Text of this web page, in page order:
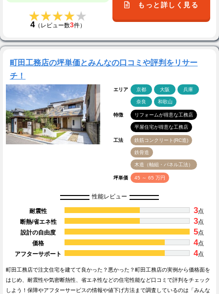
★★★★★
★★★★★
4（レビュー数3件）
もっと詳しく見る
町田工務店の坪単価とみんなの口コミや評判をリサー
チ！
エリア 京都 大阪 兵庫
奈良 和歌山
特徴 リフォームが得意な工務店
平屋住宅が得意な工務店
工法 鉄筋コンクリート(RC造)
鉄骨造
木造（軸組・パネル工法）
坪単価 45 ～ 65 万円
性能レビュー
耐震性 3点
断熱/省エネ性
3点
設計の自由度
5点
価格
4点
アフターサポート
4点
町田工務店で注文住宅を建てて良かった？悪かった？町田工務店の実例から価格面を
はじめ、耐震性や気密断熱性、省エネ性などの住宅性能など口コミで評判をチェック
しよう！保障やアフターサービスの情報や値下げ方法まで調査しているのは「みんな